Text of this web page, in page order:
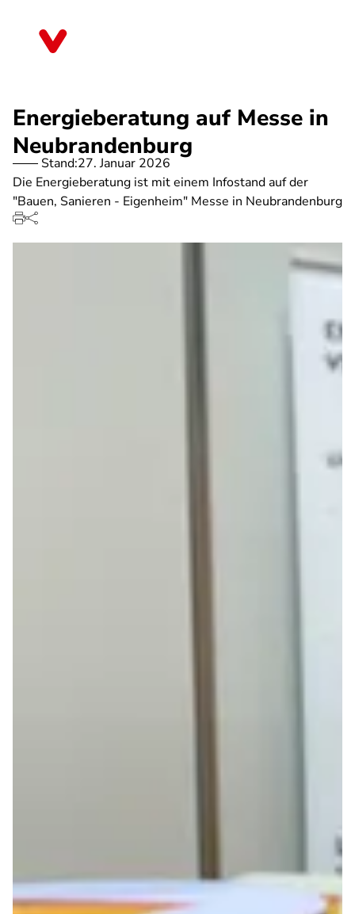
Energieberatung auf Messe in
Neubrandenburg
Stand:27. Januar 2026
Die Energieberatung ist mit einem Infostand auf der
"Bauen, Sanieren - Eigenheim" Messe in Neubrandenburg